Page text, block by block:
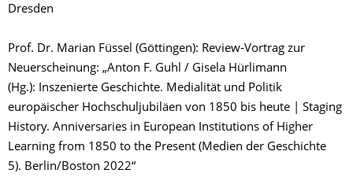
Dresden
Prof. Dr. Marian Füssel (Göttingen): Review-Vortrag zur
Neuerscheinung: „Anton F. Guhl / Gisela Hürlimann
(Hg.): Inszenierte Geschichte. Medialität und Politik
europäischer Hochschuljubiläen von 1850 bis heute | Staging
History. Anniversaries in European Institutions of Higher
Learning from 1850 to the Present (Medien der Geschichte
5). Berlin/Boston 2022“